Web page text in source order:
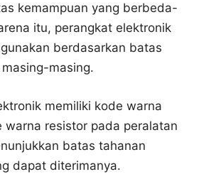
kemampuan yang berbeda-
itu, perangkat elektronik
berdasarkan batas
masing.
memiliki kode warna
warna resistor pada peralatan
batas tahanan
dapat diterimanya.